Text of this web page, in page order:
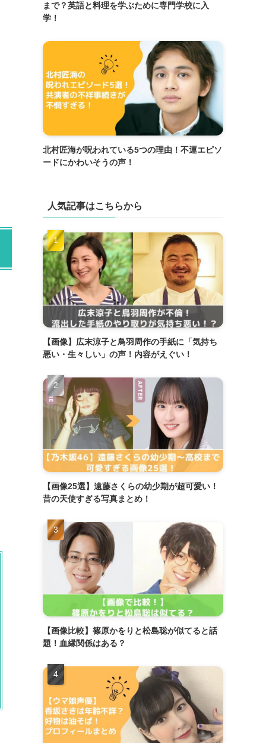
まで？英語と料理を学ぶために専門学校に入
学！
北村匠海が呪われている5つの理由！不運エピソ
ードにかわいそうの声！
人気記事はこちらから
【画像】広末涼子と鳥羽周作の手紙に「気持ち
悪い・生々しい」の声！内容がえぐい！
【画像25選】遠藤さくらの幼少期が超可愛い！
昔の天使すぎる写真まとめ！
【画像比較】篠原かをりと松島聡が似てると話
題！血縁関係はある？